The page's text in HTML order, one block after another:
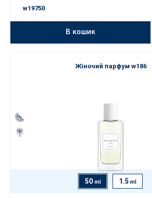
w19750
В кошик
Жіночий парфум w186
50 ml 1.5 ml